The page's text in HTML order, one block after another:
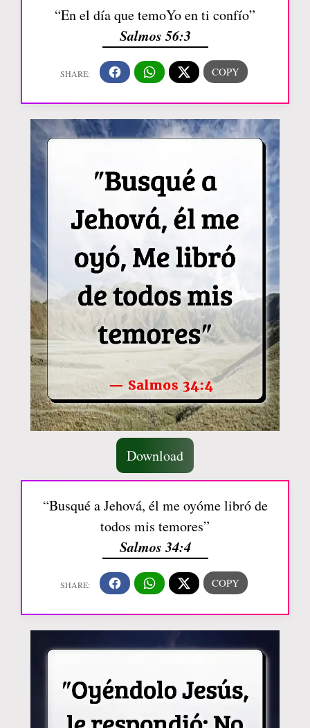
“En el día que temoYo en ti confío”
Salmos 56:3
Download
“Busqué a Jehová, él me oyóme libró de
todos mis temores”
Salmos 34:4